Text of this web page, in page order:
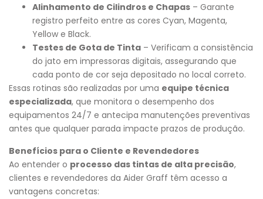
Alinhamento de Cilindros e Chapas – Garante
registro perfeito entre as cores Cyan, Magenta,
Yellow e Black.
Testes de Gota de Tinta – Verificam a consistência
do jato em impressoras digitais, assegurando que
cada ponto de cor seja depositado no local correto.
Essas rotinas são realizadas por uma equipe técnica
especializada, que monitora o desempenho dos
equipamentos 24/7 e antecipa manutenções preventivas
antes que qualquer parada impacte prazos de produção.
Benefícios para o Cliente e Revendedores
Ao entender o processo das tintas de alta precisão,
clientes e revendedores da Aider Graff têm acesso a
vantagens concretas: